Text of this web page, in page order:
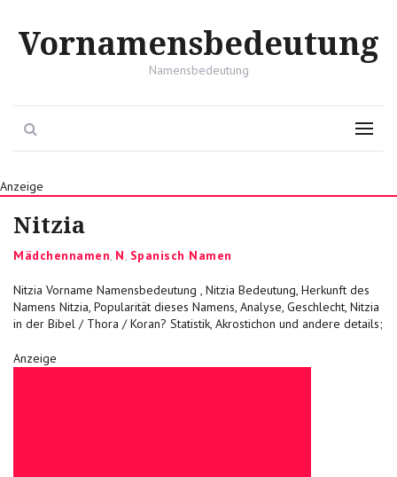
Vornamensbedeutung
Namensbedeutung
Menu
Anzeige
Nitzia
Categories
Mädchennamen, N, Spanisch Namen
Nitzia Vorname Namensbedeutung , Nitzia Bedeutung, Herkunft des
Namens Nitzia, Popularität dieses Namens, Analyse, Geschlecht, Nitzia
in der Bibel / Thora / Koran? Statistik, Akrostichon und andere details;
Anzeige